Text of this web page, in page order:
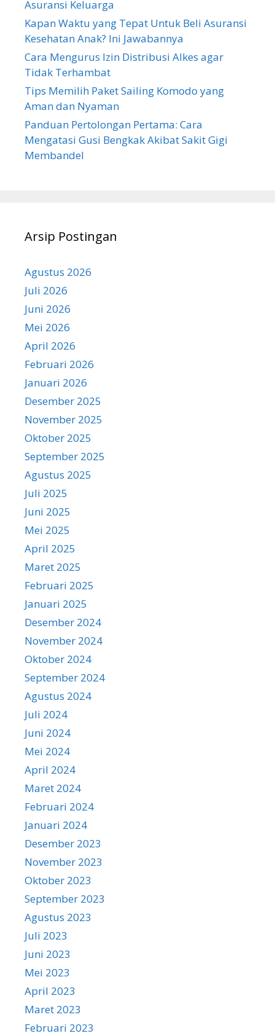
Asuransi Keluarga
Kapan Waktu yang Tepat Untuk Beli Asuransi
Kesehatan Anak? Ini Jawabannya
Cara Mengurus Izin Distribusi Alkes agar
Tidak Terhambat
Tips Memilih Paket Sailing Komodo yang
Aman dan Nyaman
Panduan Pertolongan Pertama: Cara
Mengatasi Gusi Bengkak Akibat Sakit Gigi
Membandel
Arsip Postingan
Agustus 2026
Juli 2026
Juni 2026
Mei 2026
April 2026
Februari 2026
Januari 2026
Desember 2025
November 2025
Oktober 2025
September 2025
Agustus 2025
Juli 2025
Juni 2025
Mei 2025
April 2025
Maret 2025
Februari 2025
Januari 2025
Desember 2024
November 2024
Oktober 2024
September 2024
Agustus 2024
Juli 2024
Juni 2024
Mei 2024
April 2024
Maret 2024
Februari 2024
Januari 2024
Desember 2023
November 2023
Oktober 2023
September 2023
Agustus 2023
Juli 2023
Juni 2023
Mei 2023
April 2023
Maret 2023
Februari 2023